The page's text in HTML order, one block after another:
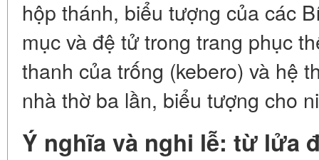
hộp thánh, biểu tượng của các
mục và đệ tử trong trang phục
thanh của trống (kebero) và hệ
nhà thờ ba lần, biểu tượng cho
Ý nghĩa và nghi lễ: từ lửa